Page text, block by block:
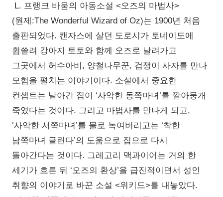
L. 프랭크 바움의 아동소설 <오즈의 마법사>
(원제:The Wonderful Wizard of Oz)는 1900년 처음
출판되었다. 캔자스에 살던 도로시가 토네이도에
휩쓸려 강아지 토토와 함께 오즈로 날려가고
그곳에서 허수아비, 양철나무꾼, 겁쟁이 사자를 만나
모험을 펼치는 이야기이다. 소설에서 중요한
컨셉트는 날아간 집이 ‘사악한 동쪽마녀’를 깔아뭉개
죽였다는 것이다. 그리고 마법사를 만나게 되고,
‘사악한 서쪽마녀’를 물로 녹여버리고는 ‘착한
남쪽마녀 글린다’의 도움으로 집으로 다시
돌아간다는 것이다. 그레고리 맥과이어는 거의 한
세기가 흐른 뒤 ‘오즈의 환상’을 급진적이면서 성인
취향의 이야기로 바꾼 소설 <위키드>를 내놓았다.